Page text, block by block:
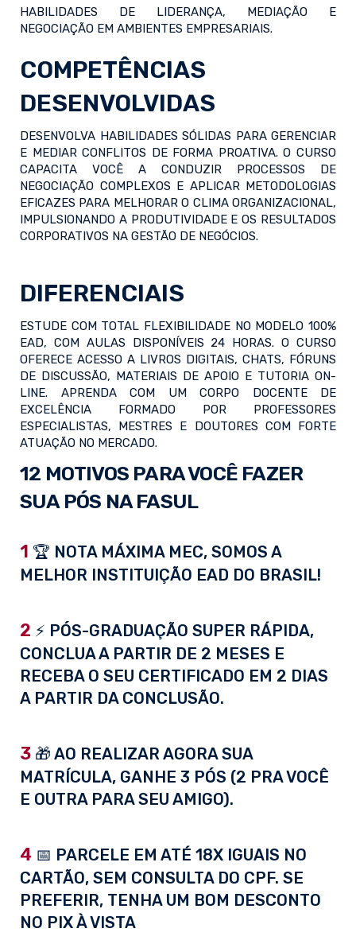
HABILIDADES DE LIDERANÇA, MEDIAÇÃO E
NEGOCIAÇÃO EM AMBIENTES EMPRESARIAIS.
COMPETÊNCIAS
DESENVOLVIDAS
DESENVOLVA HABILIDADES SÓLIDAS PARA GERENCIAR
E MEDIAR CONFLITOS DE FORMA PROATIVA. O CURSO
CAPACITA VOCÊ A CONDUZIR PROCESSOS DE
NEGOCIAÇÃO COMPLEXOS E APLICAR METODOLOGIAS
EFICAZES PARA MELHORAR O CLIMA ORGANIZACIONAL,
IMPULSIONANDO A PRODUTIVIDADE E OS RESULTADOS
CORPORATIVOS NA GESTÃO DE NEGÓCIOS.
DIFERENCIAIS
ESTUDE COM TOTAL FLEXIBILIDADE NO MODELO 100%
EAD, COM AULAS DISPONÍVEIS 24 HORAS. O CURSO
OFERECE ACESSO A LIVROS DIGITAIS, CHATS, FÓRUNS
DE DISCUSSÃO, MATERIAIS DE APOIO E TUTORIA ON-
LINE. APRENDA COM UM CORPO DOCENTE DE
EXCELÊNCIA FORMADO POR PROFESSORES
ESPECIALISTAS, MESTRES E DOUTORES COM FORTE
ATUAÇÃO NO MERCADO.
12 MOTIVOS PARA VOCÊ FAZER
SUA PÓS NA FASUL
1 🏆 NOTA MÁXIMA MEC, SOMOS A
MELHOR INSTITUIÇÃO EAD DO BRASIL!
2 ⚡ PÓS-GRADUAÇÃO SUPER RÁPIDA,
CONCLUA A PARTIR DE 2 MESES E
RECEBA O SEU CERTIFICADO EM 2 DIAS
A PARTIR DA CONCLUSÃO.
3 🎁 AO REALIZAR AGORA SUA
MATRÍCULA, GANHE 3 PÓS (2 PRA VOCÊ
E OUTRA PARA SEU AMIGO).
4 📅 PARCELE EM ATÉ 18X IGUAIS NO
CARTÃO, SEM CONSULTA DO CPF. SE
PREFERIR, TENHA UM BOM DESCONTO
NO PIX À VISTA